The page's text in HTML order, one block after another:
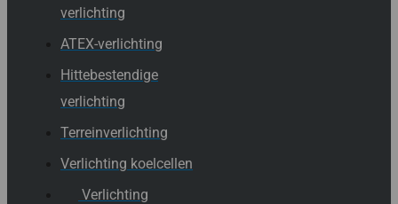
verlichting
ATEX-verlichting
Hittebestendige
verlichting
Terreinverlichting
Verlichting koelcellen
Verlichting